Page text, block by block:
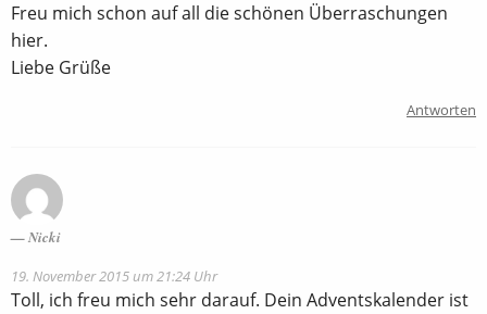
Freu mich schon auf all die schönen Überraschungen
hier.
Liebe Grüße
Antworten
Nicki
19. November 2015 um 21:24 Uhr
Toll, ich freu mich sehr darauf. Dein Adventskalender ist